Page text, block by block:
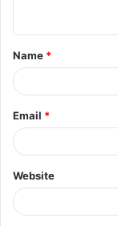
t
*
Name *
Email *
Website